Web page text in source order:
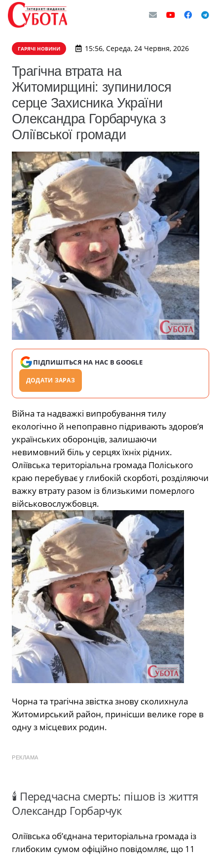
ГАРЯЧІ НОВИНИ 15:56, Середа, 24 Червня, 2026
Трагічна втрата на
Житомирщині: зупинилося
серце Захисника України
Олександра Горбарчука з
Оліївської громади
ПІДПИШІТЬСЯ НА НАС В GOOGLE
ДОДАТИ ЗАРАЗ
Війна та надважкі випробування тилу
екологічно й непоправно підривають здоров’я
українських оборонців, залишаючи
невимовний біль у серцях їхніх рідних.
Оліївська територіальна громада Поліського
краю перебуває у глибокій скорботі, розділяючи
важку втрату разом із близькими померлого
військовослужбовця.
Чорна та трагічна звістка знову сколихнула
Житомирський район, принісши велике горе в
одну з місцевих родин.
РЕКЛАМА
🕯️ Передчасна смерть: пішов із життя
Олександр Горбарчук
Оліївська об’єднана територіальна громада із
глибоким сумом офіційно повідомляє, що 11